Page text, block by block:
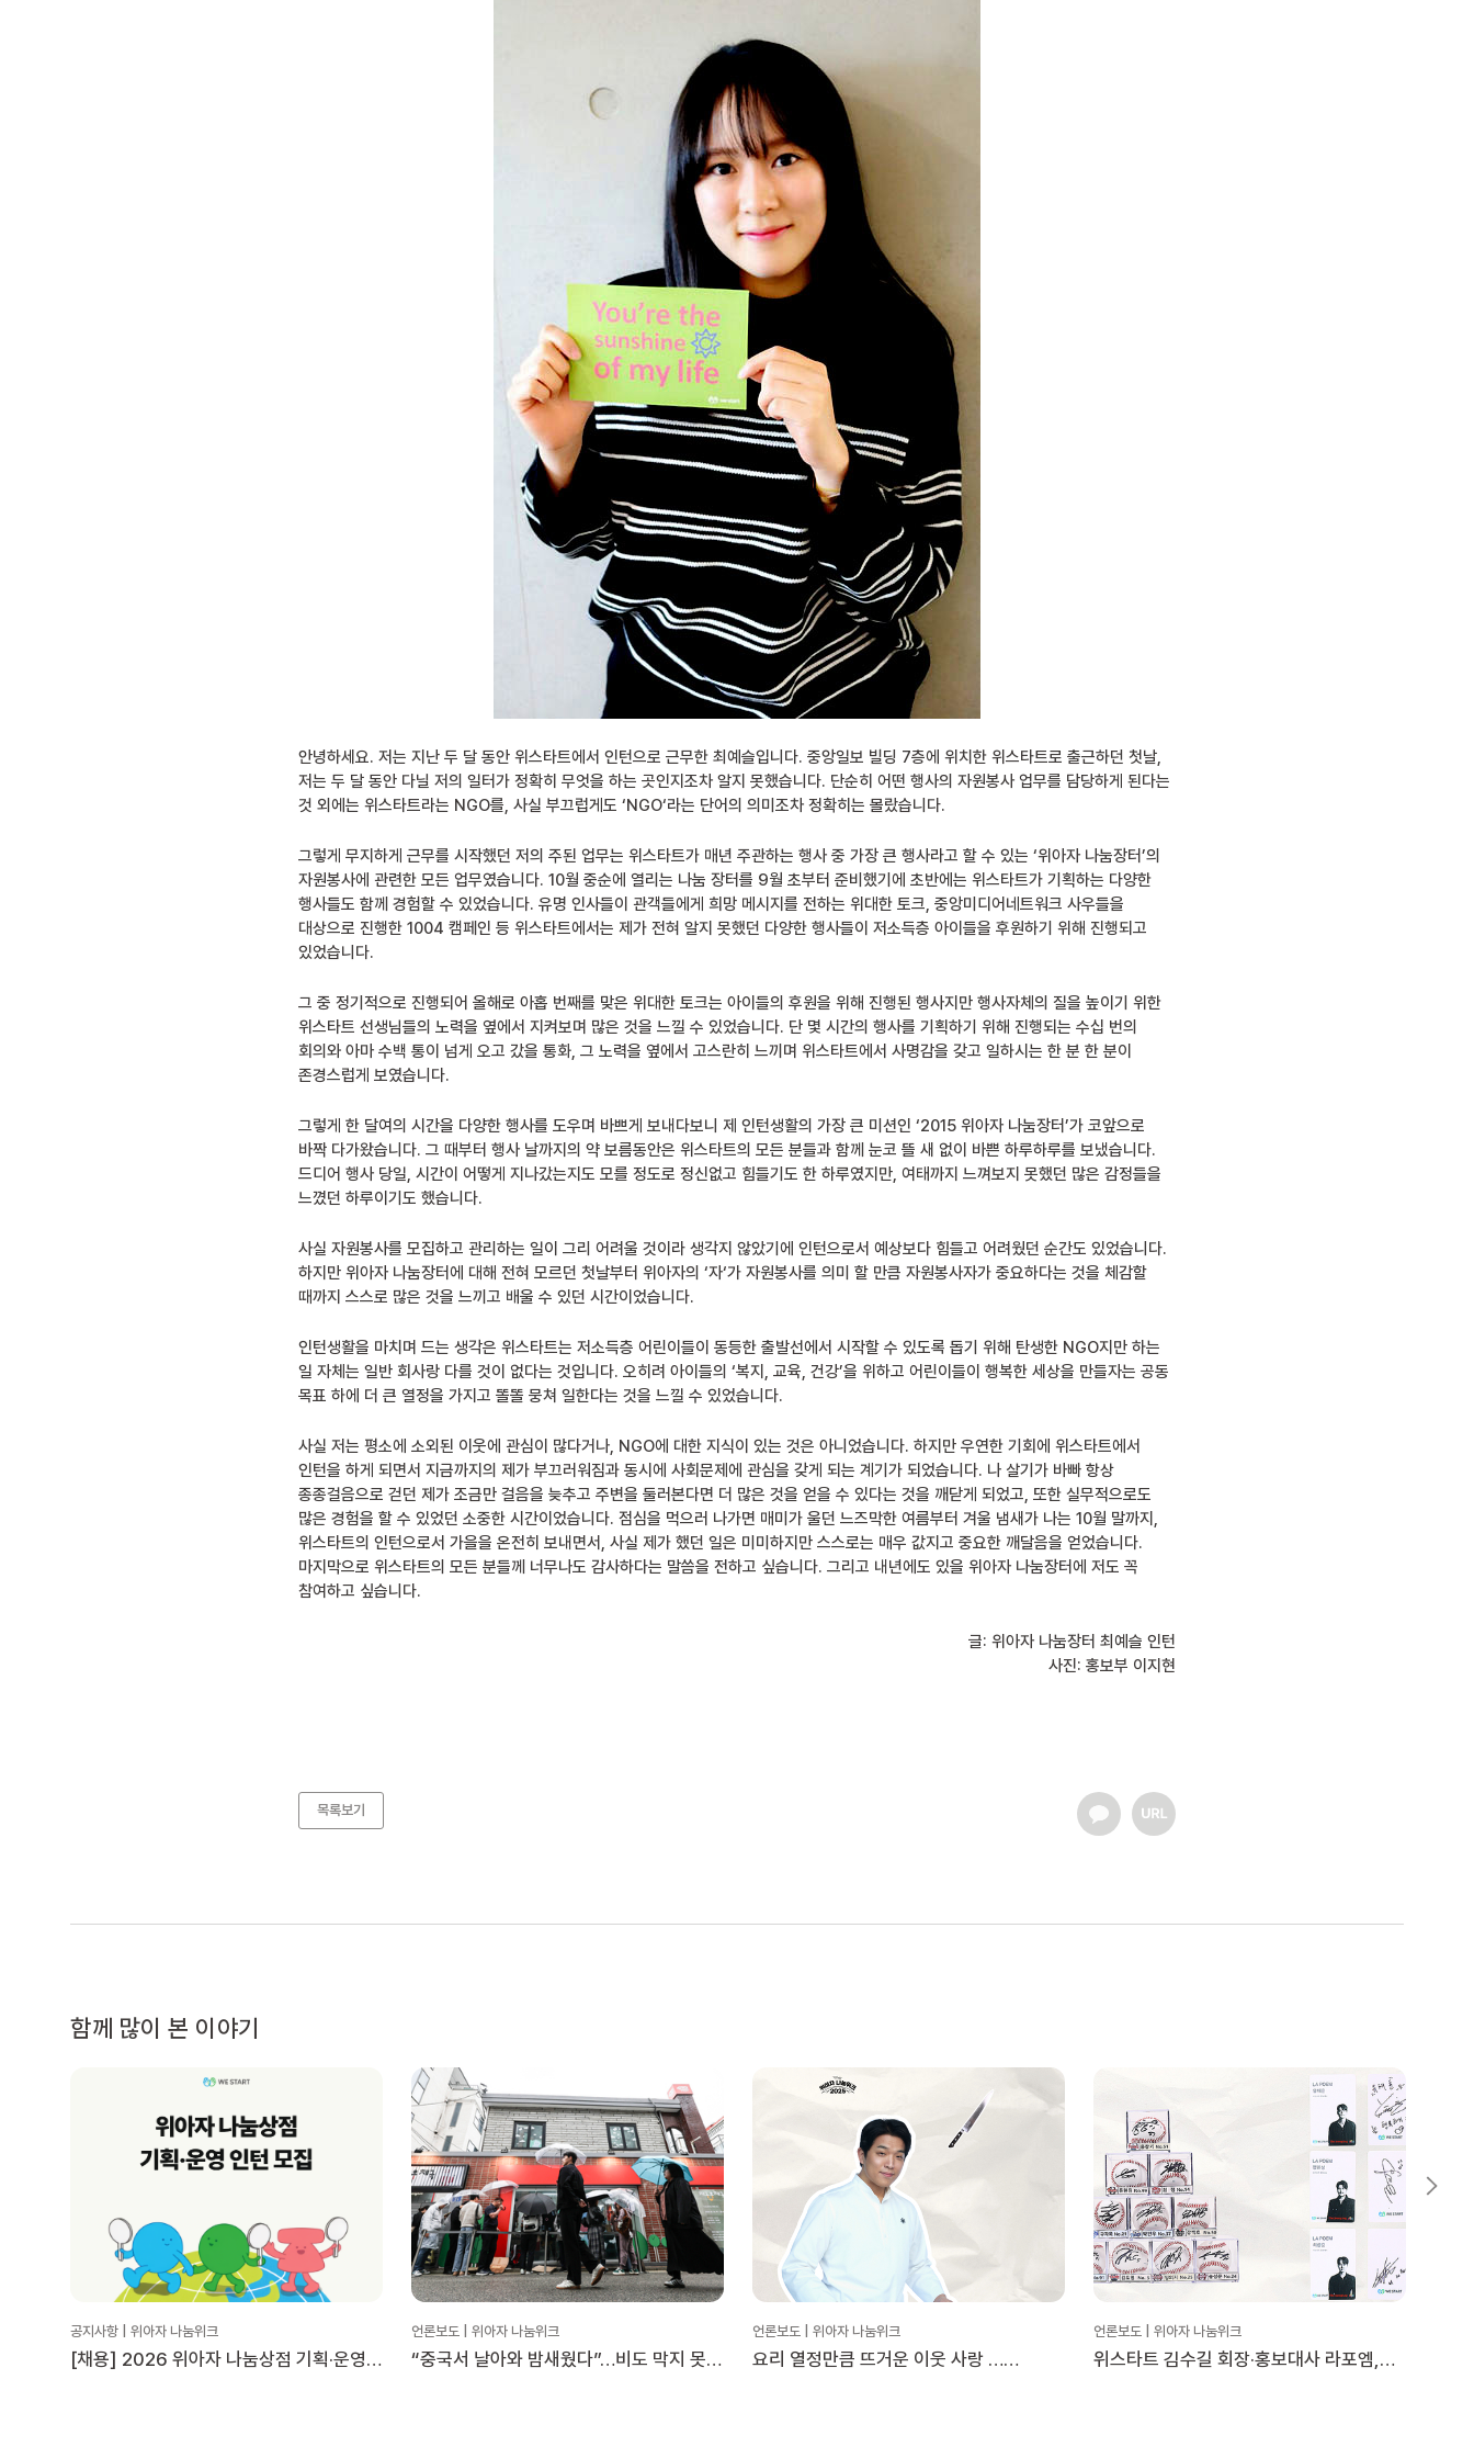
안녕하세요. 저는 지난 두 달 동안 위스타트에서 인턴으로 근무한 최예슬입니다. 중앙일보 빌딩 7층에 위치한 위스타트로 출근하던 첫날,
저는 두 달 동안 다닐 저의 일터가 정확히 무엇을 하는 곳인지조차 알지 못했습니다. 단순히 어떤 행사의 자원봉사 업무를 담당하게 된다는
것 외에는 위스타트라는 NGO를, 사실 부끄럽게도 ‘NGO‘라는 단어의 의미조차 정확히는 몰랐습니다.
그렇게 무지하게 근무를 시작했던 저의 주된 업무는 위스타트가 매년 주관하는 행사 중 가장 큰 행사라고 할 수 있는 ‘위아자 나눔장터’의
자원봉사에 관련한 모든 업무였습니다. 10월 중순에 열리는 나눔 장터를 9월 초부터 준비했기에 초반에는 위스타트가 기획하는 다양한
행사들도 함께 경험할 수 있었습니다. 유명 인사들이 관객들에게 희망 메시지를 전하는 위대한 토크, 중앙미디어네트워크 사우들을
대상으로 진행한 1004 캠페인 등 위스타트에서는 제가 전혀 알지 못했던 다양한 행사들이 저소득층 아이들을 후원하기 위해 진행되고
있었습니다.
그 중 정기적으로 진행되어 올해로 아홉 번째를 맞은 위대한 토크는 아이들의 후원을 위해 진행된 행사지만 행사자체의 질을 높이기 위한
위스타트 선생님들의 노력을 옆에서 지켜보며 많은 것을 느낄 수 있었습니다. 단 몇 시간의 행사를 기획하기 위해 진행되는 수십 번의
회의와 아마 수백 통이 넘게 오고 갔을 통화, 그 노력을 옆에서 고스란히 느끼며 위스타트에서 사명감을 갖고 일하시는 한 분 한 분이
존경스럽게 보였습니다.
그렇게 한 달여의 시간을 다양한 행사를 도우며 바쁘게 보내다보니 제 인턴생활의 가장 큰 미션인 ‘2015 위아자 나눔장터’가 코앞으로
바짝 다가왔습니다. 그 때부터 행사 날까지의 약 보름동안은 위스타트의 모든 분들과 함께 눈코 뜰 새 없이 바쁜 하루하루를 보냈습니다.
드디어 행사 당일, 시간이 어떻게 지나갔는지도 모를 정도로 정신없고 힘들기도 한 하루였지만, 여태까지 느껴보지 못했던 많은 감정들을
느꼈던 하루이기도 했습니다.
사실 자원봉사를 모집하고 관리하는 일이 그리 어려울 것이라 생각지 않았기에 인턴으로서 예상보다 힘들고 어려웠던 순간도 있었습니다.
하지만 위아자 나눔장터에 대해 전혀 모르던 첫날부터 위아자의 ‘자‘가 자원봉사를 의미 할 만큼 자원봉사자가 중요하다는 것을 체감할
때까지 스스로 많은 것을 느끼고 배울 수 있던 시간이었습니다.
인턴생활을 마치며 드는 생각은 위스타트는 저소득층 어린이들이 동등한 출발선에서 시작할 수 있도록 돕기 위해 탄생한 NGO지만 하는
일 자체는 일반 회사랑 다를 것이 없다는 것입니다. 오히려 아이들의 ‘복지, 교육, 건강’을 위하고 어린이들이 행복한 세상을 만들자는 공동
목표 하에 더 큰 열정을 가지고 똘똘 뭉쳐 일한다는 것을 느낄 수 있었습니다.
사실 저는 평소에 소외된 이웃에 관심이 많다거나, NGO에 대한 지식이 있는 것은 아니었습니다. 하지만 우연한 기회에 위스타트에서
인턴을 하게 되면서 지금까지의 제가 부끄러워짐과 동시에 사회문제에 관심을 갖게 되는 계기가 되었습니다. 나 살기가 바빠 항상
종종걸음으로 걷던 제가 조금만 걸음을 늦추고 주변을 둘러본다면 더 많은 것을 얻을 수 있다는 것을 깨닫게 되었고, 또한 실무적으로도
많은 경험을 할 수 있었던 소중한 시간이었습니다. 점심을 먹으러 나가면 매미가 울던 느즈막한 여름부터 겨울 냄새가 나는 10월 말까지,
위스타트의 인턴으로서 가을을 온전히 보내면서, 사실 제가 했던 일은 미미하지만 스스로는 매우 값지고 중요한 깨달음을 얻었습니다.
마지막으로 위스타트의 모든 분들께 너무나도 감사하다는 말씀을 전하고 싶습니다. 그리고 내년에도 있을 위아자 나눔장터에 저도 꼭
참여하고 싶습니다.
글: 위아자 나눔장터 최예슬 인턴
사진: 홍보부 이지현
목록보기
함께 많이 본 이야기
공지사항 | 위아자 나눔위크
[채용] 2026 위아자 나눔상점 기획·운영
언론보도 | 위아자 나눔위크
“중국서 날아와 밤새웠다”…비도 막지 못한
언론보도 | 위아자 나눔위크
요리 열정만큼 뜨거운 이웃 사랑 …
언론보도 | 위아자 나눔위크
위스타트 김수길 회장·홍보대사 라포엠,